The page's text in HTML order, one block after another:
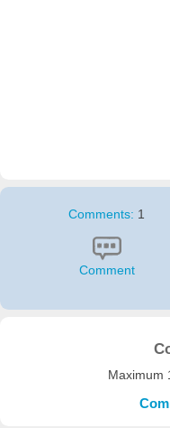
Comments: 1
Comment
Maximum